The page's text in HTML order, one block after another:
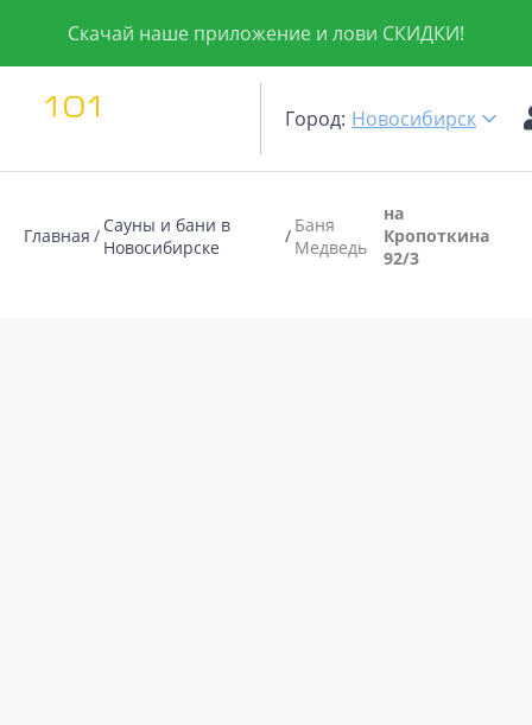
Скачай наше приложение и лови СКИДКИ!
Город: Новосибирск
Главная
Сауны и бани в
Новосибирске
Баня
Медведь
на
Кропоткина
92/3